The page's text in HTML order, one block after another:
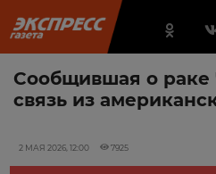
Сообщившая о раке
связь из
2 МАЯ 2026, 12:00 7925